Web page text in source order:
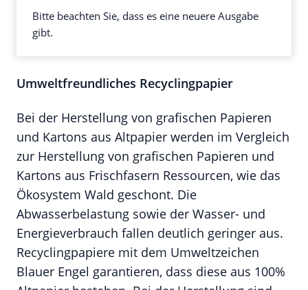
Bitte beachten Sie, dass es eine neuere Ausgabe
gibt.
Umweltfreundliches Recyclingpapier
Bei der Herstellung von grafischen Papieren
und Kartons aus Altpapier werden im Vergleich
zur Herstellung von grafischen Papieren und
Kartons aus Frischfasern Ressourcen, wie das
Ökosystem Wald geschont. Die
Abwasserbelastung sowie der Wasser- und
Energieverbrauch fallen deutlich geringer aus.
Recyclingpapiere mit dem Umweltzeichen
Blauer Engel garantieren, dass diese aus 100%